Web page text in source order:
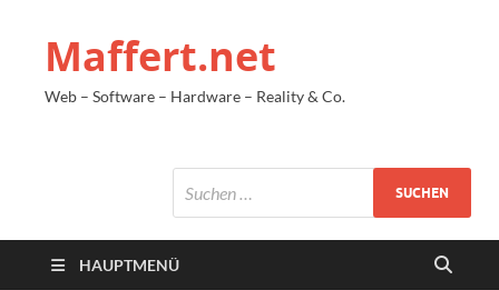
Maffert.net
Web – Software – Hardware – Reality & Co.
HAUPTMENÜ